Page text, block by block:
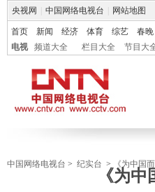
央视网 中国网络电视台 网站地图
首页 新闻 经济 体育 综艺 春晚
电视
频道大全 栏目大全 节目大
中国网络电视台 > 纪实台 > 《为中国
《为